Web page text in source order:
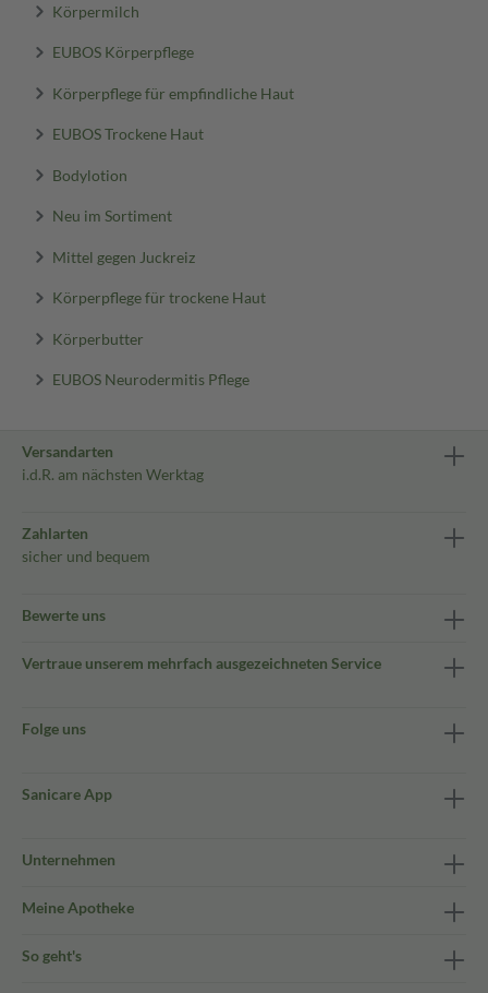
Körpermilch
EUBOS Körperpflege
Körperpflege für empfindliche Haut
EUBOS Trockene Haut
Bodylotion
Neu im Sortiment
Mittel gegen Juckreiz
Körperpflege für trockene Haut
Körperbutter
EUBOS Neurodermitis Pflege
Versandarten
i.d.R. am nächsten Werktag
Zahlarten
sicher und bequem
Bewerte uns
Vertraue unserem mehrfach ausgezeichneten Service
Folge uns
Sanicare App
Unternehmen
Meine Apotheke
So geht's